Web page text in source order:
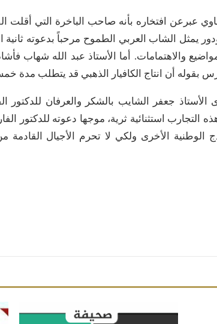
عبرعن افتخاره بأنه صاحب الباخرة التي أقلت
يمثل الشاب العربي الطموح مرحباً بدعوته
والاهتمامات. أما الأستاذ عبد الله شهاب
بقوله أن انتاج الكافيار الذهبي قد يتطلب مدة
الأستاذ جعفر الشايب بالشكر والعرفان للدكتور
التجارب استثنائية ثرية، موجها دعوته للدكتور
الأخرى ولكي لا تحرم الأجيال القادمة